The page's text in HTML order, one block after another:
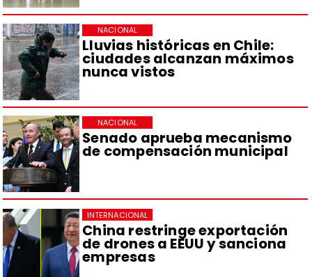
Lluvias históricas en Chile:
ciudades alcanzan máximos
nunca vistos
NACIONAL
Senado aprueba mecanismo
de compensación municipal
NACIONAL
China restringe exportación
de drones a EEUU y sanciona
empresas
INTERNACIONAL